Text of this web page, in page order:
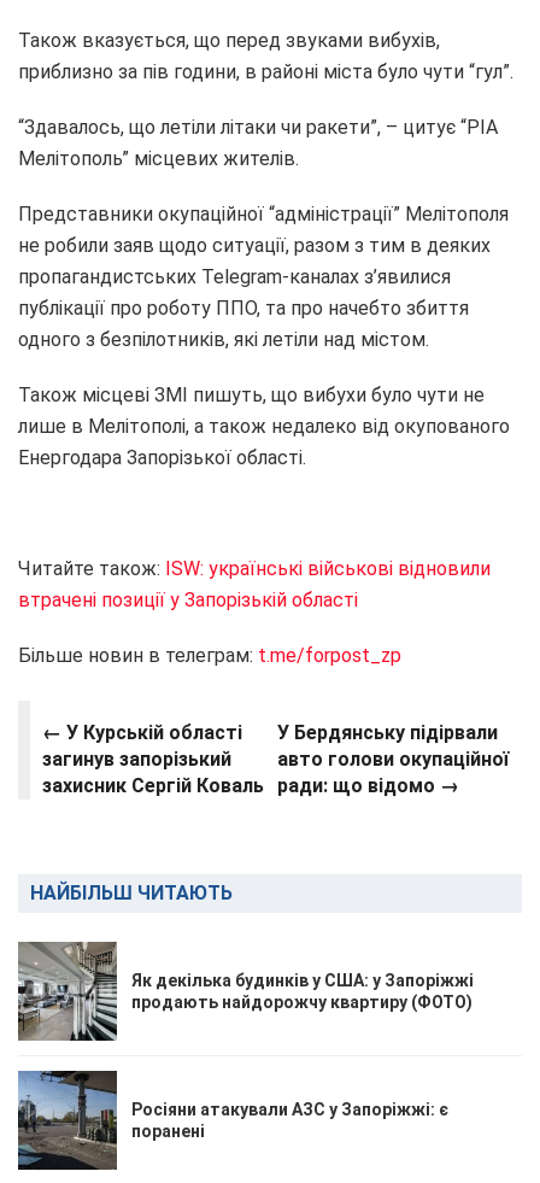
Також вказується, що перед звуками вибухів,
приблизно за пів години, в районі міста було чути “гул”.
“Здавалось, що летіли літаки чи ракети”, – цитує “РІА
Мелітополь” місцевих жителів.
Представники окупаційної “адміністрації” Мелітополя
не робили заяв щодо ситуації, разом з тим в деяких
пропагандистських Telegram-каналах з’явилися
публікації про роботу ППО, та про начебто збиття
одного з безпілотників, які летіли над містом.
Також місцеві ЗМІ пишуть, що вибухи було чути не
лише в Мелітополі, а також недалеко від окупованого
Енергодара Запорізької області.
Читайте також: ISW: українські військові відновили
втрачені позиції у Запорізькій області
Більше новин в телеграм: t.me/forpost_zp
← У Курській області
загинув запорізький
захисник Сергій Коваль
У Бердянську підірвали
авто голови окупаційної
ради: що відомо →
НАЙБІЛЬШ ЧИТАЮТЬ
Як декілька будинків у США: у Запоріжжі
продають найдорожчу квартиру (ФОТО)
Росіяни атакували АЗС у Запоріжжі: є
поранені